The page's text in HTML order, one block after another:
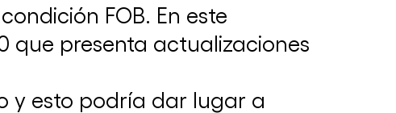
El presidente de la Comisión Nacional de
Arbitraje ofrecieron una conferencia en la
FOB. En este
que presenta actualizaciones
y esto podría dar lugar a